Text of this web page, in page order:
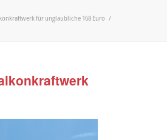
für unglaubliche 168 Euro /